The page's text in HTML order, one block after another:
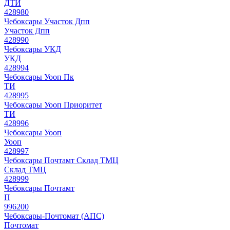
ДТИ
428980
Чебоксары Участок Дпп
Участок Дпп
428990
Чебоксары УКД
УКД
428994
Чебоксары Уооп Пк
ТИ
428995
Чебоксары Уооп Приоритет
ТИ
428996
Чебоксары Уооп
Уооп
428997
Чебоксары Почтамт Склад ТМЦ
Склад ТМЦ
428999
Чебоксары Почтамт
П
996200
Чебоксары-Почтомат (АПС)
Почтомат